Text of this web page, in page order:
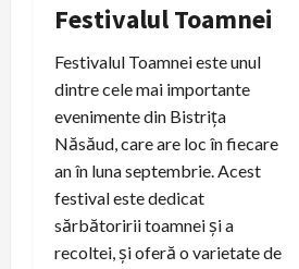
Festivalul Toamnei
Festivalul Toamnei este unul
dintre cele mai importante
evenimente din Bistrița
Năsăud, care are loc în fiecare
an în luna septembrie. Acest
festival este dedicat
sărbătoririi toamnei și a
recoltei, și oferă o varietate de